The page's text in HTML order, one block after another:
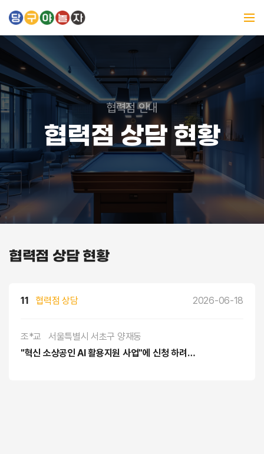
협력점 안내
협력점 상담 현황
협력점 상담 현황
11 협력점 상담 2026-06-18
조*교
서울특별시 서초구 양재동
"혁신 소상공인 AI 활용지원 사업"에 신청 하려고 합니다 선정될 경우 연계하여 지원 가능한지 구체적인 상담이 필요합니다